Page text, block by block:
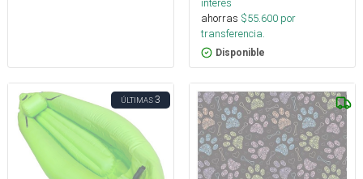
interés
ahorras $55.600 por
transferencia.
Disponible
ÚLTIMAS3